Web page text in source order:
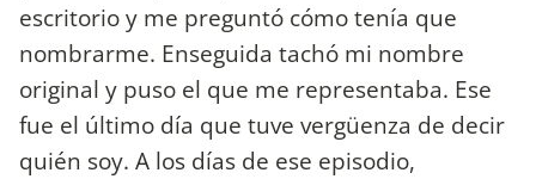
escritorio y me preguntó cómo tenía que
nombrarme. Enseguida tachó mi nombre
original y puso el que me representaba. Ese
fue el último día que tuve vergüenza de decir
quién soy. A los días de ese episodio,